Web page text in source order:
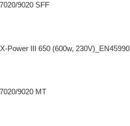
9020 SFF
Power III 650 (600w, 230V)_EN45990
9020 MT